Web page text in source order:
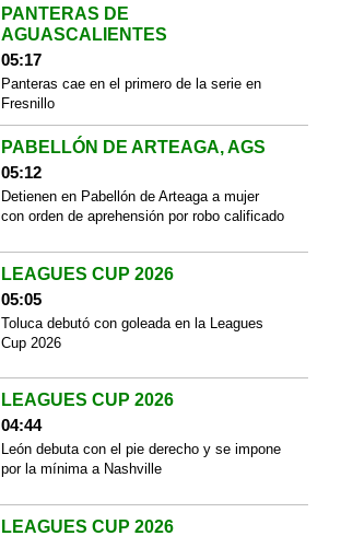
PANTERAS DE
AGUASCALIENTES
05:17
Panteras cae en el primero de la serie en
Fresnillo
PABELLÓN DE ARTEAGA, AGS
05:12
Detienen en Pabellón de Arteaga a mujer
con orden de aprehensión por robo calificado
LEAGUES CUP 2026
05:05
Toluca debutó con goleada en la Leagues
Cup 2026
LEAGUES CUP 2026
04:44
León debuta con el pie derecho y se impone
por la mínima a Nashville
LEAGUES CUP 2026